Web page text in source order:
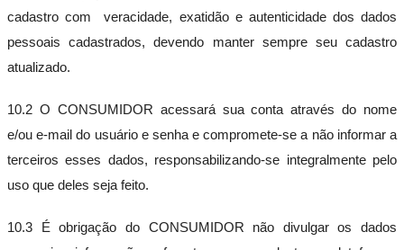
cadastro com veracidade, exatidão e autenticidade dos dados
pessoais cadastrados, devendo manter sempre seu cadastro
atualizado.
10.2 O CONSUMIDOR acessará sua conta através do nome
e/ou e-mail do usuário e senha e compromete-se a não informar a
terceiros esses dados, responsabilizando-se integralmente pelo
uso que deles seja feito.
10.3 É obrigação do CONSUMIDOR não divulgar os dados